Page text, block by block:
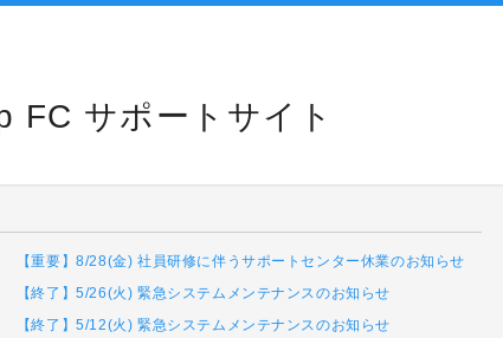
FC サポートサイト
【重要】8/28(金) 社員研修に伴うサポートセンター休業のお知らせ
【終了】5/26(火) 緊急システムメンテナンスのお知らせ
【終了】5/12(火) 緊急システムメンテナンスのお知らせ